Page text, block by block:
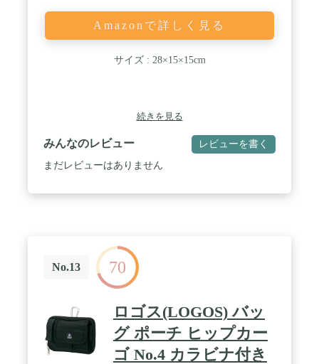
Amazonで詳しく見る
サイズ : 28×15×15cm
続きを見る
みんなのレビュー レビューを書く
まだレビューはありません
No.13 70
ロゴス(LOGOS) バッ
グ ポーチ ヒップカー
ゴ No.4 カラビナ付き